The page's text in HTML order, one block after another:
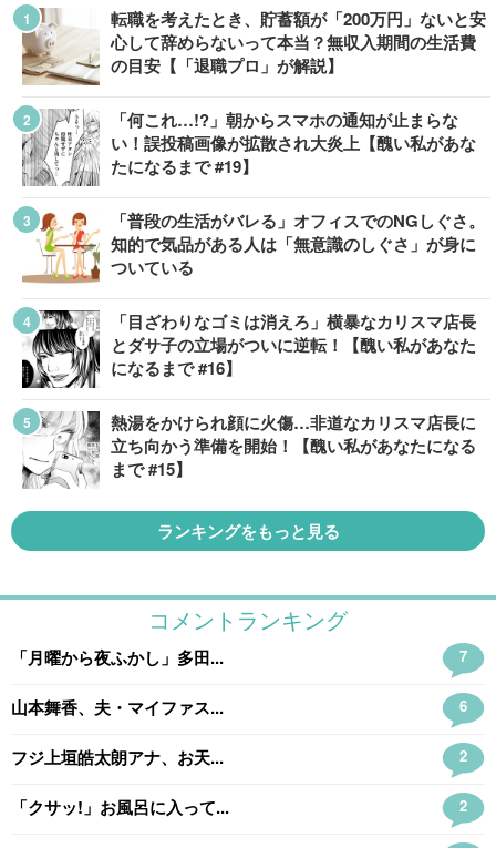
転職を考えたとき、貯蓄額が「200万円」ないと安
心して辞めらないって本当？無収入期間の生活費
の目安【「退職プロ」が解説】
「何これ…!?」朝からスマホの通知が止まらな
い！誤投稿画像が拡散され大炎上【醜い私があな
たになるまで #19】
「普段の生活がバレる」オフィスでのNGしぐさ。
知的で気品がある人は「無意識のしぐさ」が身に
ついている
「目ざわりなゴミは消えろ」横暴なカリスマ店長
とダサ子の立場がついに逆転！【醜い私があなた
になるまで #16】
熱湯をかけられ顔に火傷…非道なカリスマ店長に
立ち向かう準備を開始！【醜い私があなたになる
まで #15】
ランキングをもっと見る